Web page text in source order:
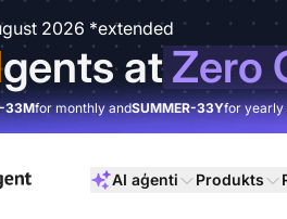
2026 *extended
gents atZero
33Mfor monthly andSUMMER-33Yfor yearly
AI aģenti Produkts